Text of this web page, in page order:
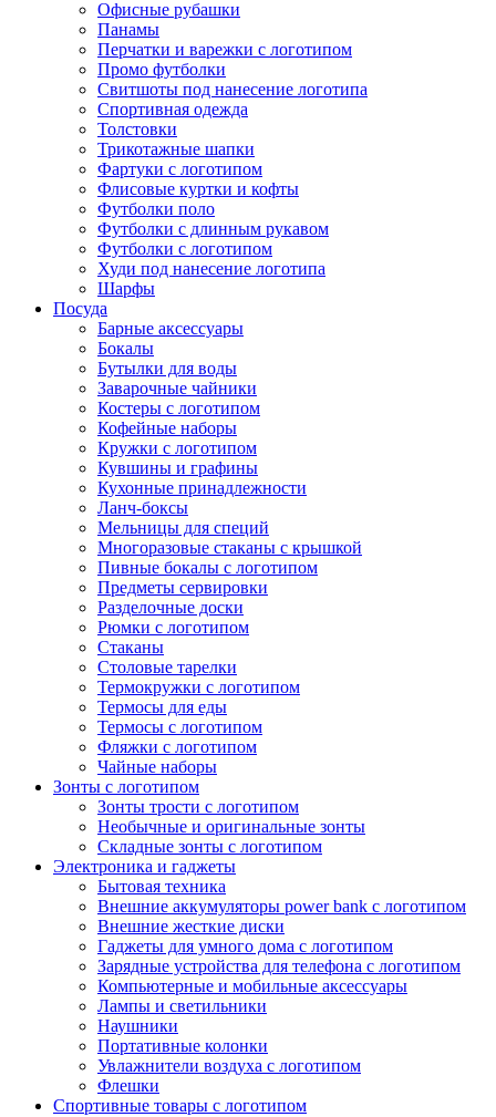
Офисные рубашки
Панамы
Перчатки и варежки с логотипом
Промо футболки
Свитшоты под нанесение логотипа
Спортивная одежда
Толстовки
Трикотажные шапки
Фартуки с логотипом
Флисовые куртки и кофты
Футболки поло
Футболки с длинным рукавом
Футболки с логотипом
Худи под нанесение логотипа
Шарфы
Посуда
Барные аксессуары
Бокалы
Бутылки для воды
Заварочные чайники
Костеры с логотипом
Кофейные наборы
Кружки с логотипом
Кувшины и графины
Кухонные принадлежности
Ланч-боксы
Мельницы для специй
Многоразовые стаканы с крышкой
Пивные бокалы с логотипом
Предметы сервировки
Разделочные доски
Рюмки с логотипом
Стаканы
Столовые тарелки
Термокружки с логотипом
Термосы для еды
Термосы с логотипом
Фляжки с логотипом
Чайные наборы
Зонты с логотипом
Зонты трости с логотипом
Необычные и оригинальные зонты
Складные зонты с логотипом
Электроника и гаджеты
Бытовая техника
Внешние аккумуляторы power bank с логотипом
Внешние жесткие диски
Гаджеты для умного дома с логотипом
Зарядные устройства для телефона с логотипом
Компьютерные и мобильные аксессуары
Лампы и светильники
Наушники
Портативные колонки
Увлажнители воздуха с логотипом
Флешки
Спортивные товары с логотипом